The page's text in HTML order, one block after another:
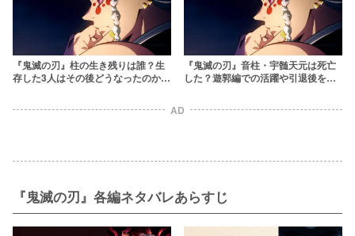
『鬼滅の刃』柱の生き残りは誰？生
存した3人はその後どうなったのか解
『鬼滅の刃』音柱・宇髄天元は死亡
した？遊郭編での活躍や引退後を解
AD
『鬼滅の刃』各編ネタバレあらすじ